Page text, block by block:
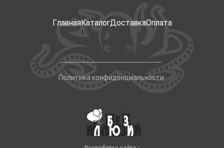
ГлавнаяКаталогДоставкаОплата
Политика конфиденциальности